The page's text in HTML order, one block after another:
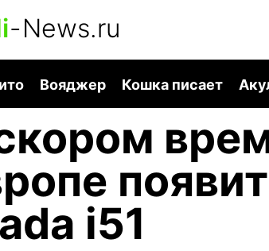
-News.ru
Вояджер Кошка писает
i51